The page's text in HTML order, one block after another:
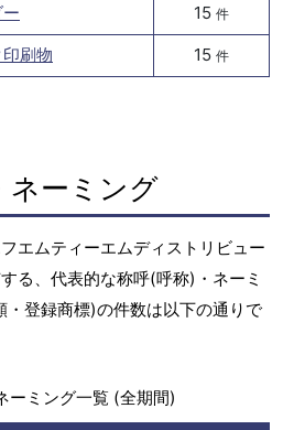
15 件
刷物 15 件
ネーミング
エムティーエムディストリビュー
る、代表的な称呼(呼称)・ネーミ
・登録商標)の件数は以下の通りで
ーミング一覧 (全期間)